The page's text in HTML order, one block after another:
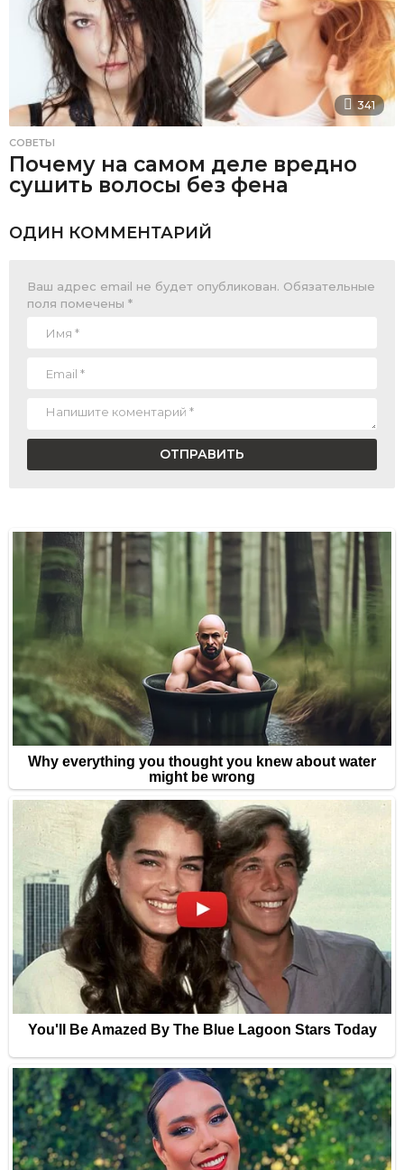
341
СОВЕТЫ
Почему на самом деле вредно
сушить волосы без фена
ОДИН КОММЕНТАРИЙ
Ваш адрес email не будет опубликован. Обязательные
поля помечены *